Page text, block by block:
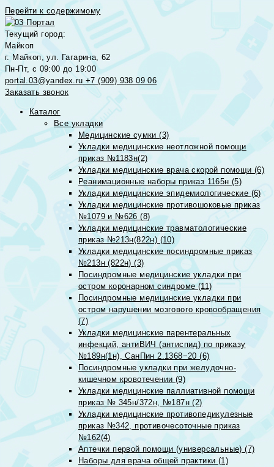
Перейти к содержимому
Текущий город:
Майкоп
г. Майкоп, ул. Гагарина, 62
Пн-Пт, с 09:00 до 19:00
portal.03@yandex.ru +7 (909) 938 09 06
Заказать звонок
Каталог
Все укладки
Медицинские сумки (3)
Укладки медицинские неотложной помощи
приказ №1183н(2)
Укладки медицинские врача скорой помощи (6)
Реанимационные наборы приказ 1165н (5)
Укладки медицинские эпидемиологические (6)
Укладки медицинские противошоковые приказ
№1079 и №626 (8)
Укладки медицинские травматологические
приказ №213н(822н) (10)
Укладки медицинские посиндромные приказ
№213н (822н) (3)
Посиндромные медицинские укладки при
остром коронарном синдроме (11)
Посиндромные медицинские укладки при
остром нарушении мозгового кровообращения
(7)
Укладки медицинские парентеральных
инфекций, антиВИЧ (антиспид) по приказу
№189н(1н), СанПин 2.1368−20 (6)
Посиндромные укладки при желудочно-
кишечном кровотечении (9)
Укладки медицинские паллиативной помощи
приказ № 345н/372н, №187н (2)
Укладки медицинские противопедикулезные
приказ №342, противочесоточные приказ
№162(4)
Аптечки первой помощи (универсальные) (7)
Наборы для врача общей практики (1)